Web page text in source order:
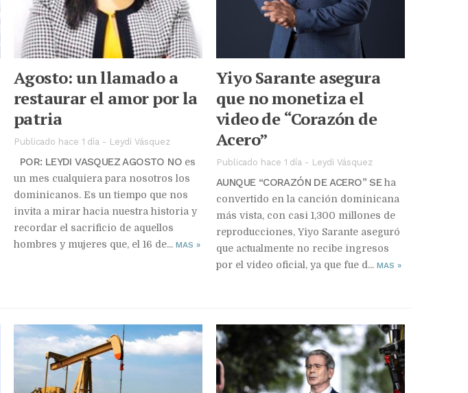
Agosto: un llamado a
restaurar el amor por la
patria
Publicado hace 1 día - Leydi Vásquez
POR: LEYDI VASQUEZ AGOSTO NO es
un mes cualquiera para nosotros los
dominicanos. Es un tiempo que nos
invita a mirar hacia nuestra historia y
recordar el sacrificio de aquellos
hombres y mujeres que, el 16 de... MAS »
Yiyo Sarante asegura
que no monetiza el
video de “Corazón de
Acero”
Publicado hace 1 día - Leydi Vásquez
AUNQUE “CORAZÓN DE ACERO” SEha
convertido en la canción dominicana
más vista, con casi 1,300 millones de
reproducciones, Yiyo Sarante aseguró
que actualmente no recibe ingresos
por el video oficial, ya que fue d... MAS »